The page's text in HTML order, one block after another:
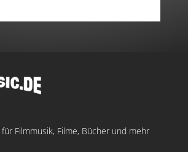
Filmmusik, Filme, Bücher und mehr